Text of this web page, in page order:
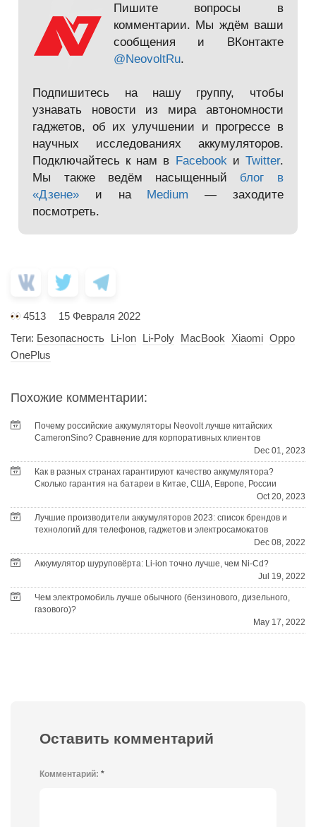
Пишите вопросы в
комментарии. Мы ждём ваши
сообщения и ВКонтакте
@NeovoltRu.
Подпишитесь на нашу группу, чтобы
узнавать новости из мира автономности
гаджетов, об их улучшении и прогрессе в
научных исследованиях аккумуляторов.
Подключайтесь к нам в Facebook и Twitter.
Мы также ведём насыщенный блог в
«Дзене» и на Medium — заходите
посмотреть.
4513
15 Февраля 2022
Теги: Безопасность Li-Ion Li-Poly MacBook Xiaomi Oppo
OnePlus
Похожие комментарии:
Почему российские аккумуляторы Neovolt лучше китайских
CameronSino? Сравнение для корпоративных клиентов
Dec 01, 2023
Как в разных странах гарантируют качество аккумулятора?
Сколько гарантия на батареи в Китае, США, Европе, России
Oct 20, 2023
Лучшие производители аккумуляторов 2023: список брендов и
технологий для телефонов, гаджетов и электросамокатов
Dec 08, 2022
Аккумулятор шуруповёрта: Li-ion точно лучше, чем Ni-Cd?
Jul 19, 2022
Чем электромобиль лучше обычного (бензинового, дизельного,
газового)?
May 17, 2022
Оставить комментарий
Комментарий: *